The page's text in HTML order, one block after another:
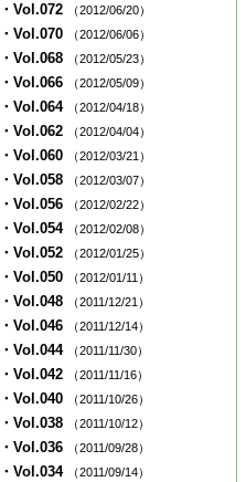
・Vol.072 （2012/06/20）
・Vol.070 （2012/06/06）
・Vol.068 （2012/05/23）
・Vol.066 （2012/05/09）
・Vol.064 （2012/04/18）
・Vol.062 （2012/04/04）
・Vol.060 （2012/03/21）
・Vol.058 （2012/03/07）
・Vol.056 （2012/02/22）
・Vol.054 （2012/02/08）
・Vol.052 （2012/01/25）
・Vol.050 （2012/01/11）
・Vol.048 （2011/12/21）
・Vol.046 （2011/12/14）
・Vol.044 （2011/11/30）
・Vol.042 （2011/11/16）
・Vol.040 （2011/10/26）
・Vol.038 （2011/10/12）
・Vol.036 （2011/09/28）
・Vol.034 （2011/09/14）